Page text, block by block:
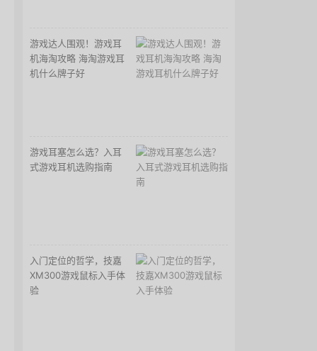
游戏达人围观！游戏耳
机海淘攻略 海淘游戏耳
机什么牌子好
游戏耳塞怎么选？入耳
式游戏耳机选购指南
入门定位的哲学，技嘉
XM300游戏鼠标入手体
验